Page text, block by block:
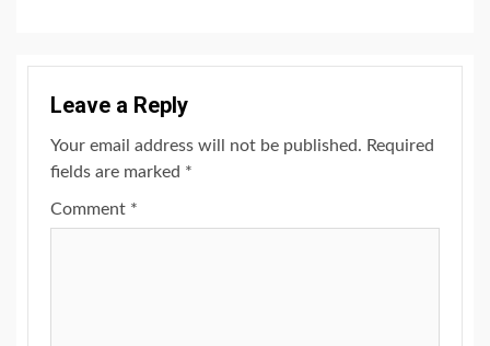
Leave a Reply
Your email address will not be published. Required
fields are marked *
Comment *